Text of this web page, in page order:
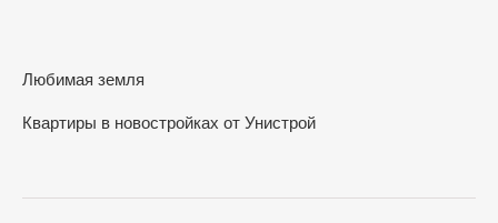
Любимая земля
Квартиры в новостройках от Унистрой